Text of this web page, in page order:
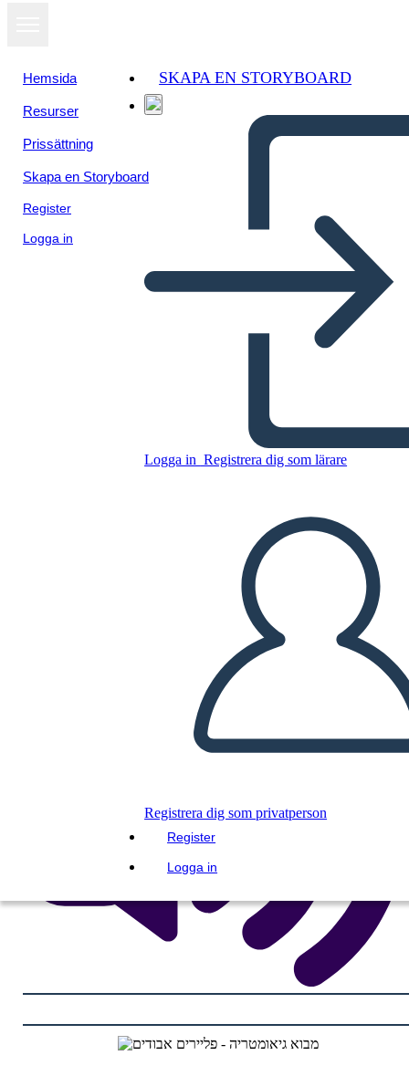
Hemsida
Resurser
Prissättning
Skapa en Storyboard
Register
Logga in
SKAPA EN STORYBOARD
Logga in Registrera dig som lärare
Registrera dig som privatperson
Register
Logga in
מבוא גיאומטריה - פליירים
אבודים
Kopiera denna storyboard
SKAPA EN STORYBOARD
SPELA UPP BILDSPEL
LÄS FÖR MIG